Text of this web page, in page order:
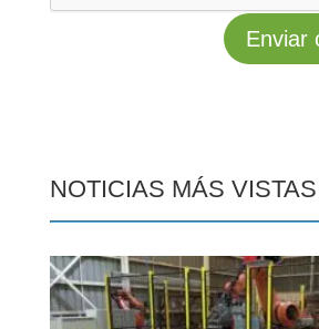
NOTICIAS MÁS VISTAS